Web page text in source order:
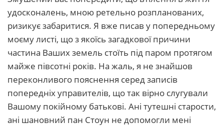
удосконалень, мною ретельно розпланованих,
ризикує забаритися. Я вже писав у попередньому
моєму листі, що з якоїсь загадкової причини
частина Ваших земель стоїть під паром протягом
майже півсотні років. На жаль, я не знайшов
переконливого пояснення серед записів
попередніх управителів, що так вірно слугували
Вашому покійному батькові. Ані тутешні старости,
ані шановний пан Стоун не допомогли мені